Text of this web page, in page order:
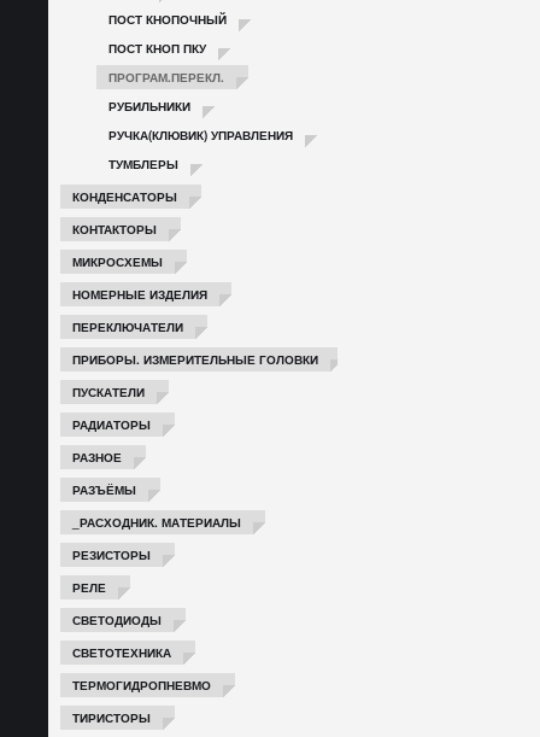
ПОСТ КНОПОЧНЫЙ
ПОСТ КНОП ПКУ
ПРОГРАМ.ПЕРЕКЛ.
РУБИЛЬНИКИ
РУЧКА(КЛЮВИК) УПРАВЛЕНИЯ
ТУМБЛЕРЫ
КОНДЕНСАТОРЫ
КОНТАКТОРЫ
МИКРОСХЕМЫ
НОМЕРНЫЕ ИЗДЕЛИЯ
ПЕРЕКЛЮЧАТЕЛИ
ПРИБОРЫ. ИЗМЕРИТЕЛЬНЫЕ ГОЛОВКИ
ПУСКАТЕЛИ
РАДИАТОРЫ
РАЗНОЕ
РАЗЪЁМЫ
_РАСХОДНИК. МАТЕРИАЛЫ
РЕЗИСТОРЫ
РЕЛЕ
СВЕТОДИОДЫ
СВЕТОТЕХНИКА
ТЕРМОГИДРОПНЕВМО
ТИРИСТОРЫ